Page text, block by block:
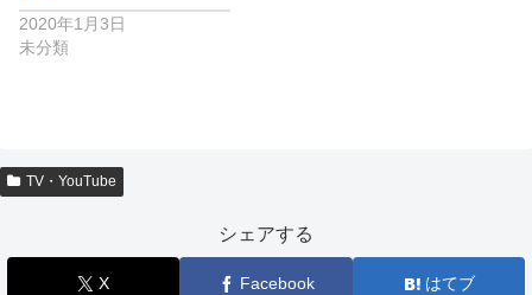
2020年1月3日
未分類
TV・YouTube
シェアする
X Facebook はてブ